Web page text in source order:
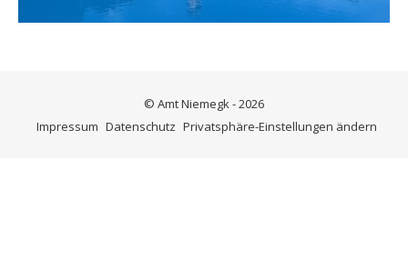
© Amt Niemegk - 2026
Impressum Datenschutz Privatsphäre-Einstellungen ändern